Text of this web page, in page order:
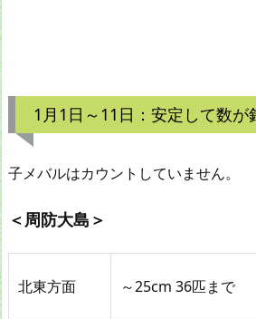
1月1日～11日：安定して数が
子メバルはカウントしていません。
＜周防大島＞
北東方面 ～25cm 36匹まで